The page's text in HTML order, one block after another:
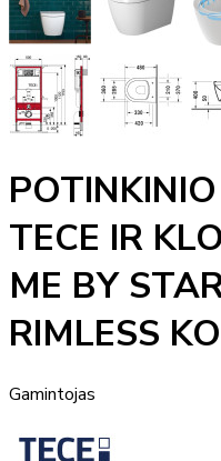
TECE IR
ME BY
RIMLESS
Gamintojas